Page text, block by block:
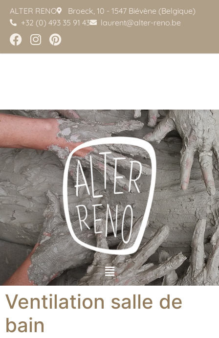
ALTER RENO
Broeck, 10 - 1547 Biévène (Belgique)
+32 (0) 493 35 91 43
laurent@alter-reno.be
Ventilation salle de
bain